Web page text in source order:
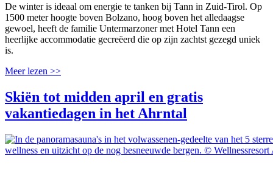
De winter is ideaal om energie te tanken bij Tann in Zuid-Tirol. Op
1500 meter hoogte boven Bolzano, hoog boven het alledaagse
gewoel, heeft de familie Untermarzoner met Hotel Tann een
heerlijke accommodatie gecreëerd die op zijn zachtst gezegd uniek
is.
Meer lezen >>
Skiën tot midden april en gratis
vakantiedagen in het Ahrntal